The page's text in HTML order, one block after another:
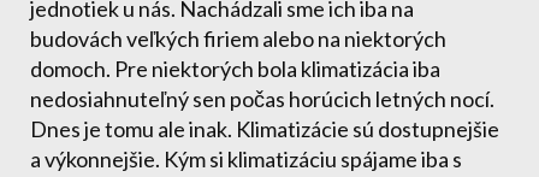
jednotiek u nás. Nachádzali sme ich iba na
budovách veľkých firiem alebo na niektorých
domoch. Pre niektorých bola klimatizácia iba
nedosiahnuteľný sen počas horúcich letných nocí.
Dnes je tomu ale inak. Klimatizácie sú dostupnejšie
a výkonnejšie. Kým si klimatizáciu spájame iba s